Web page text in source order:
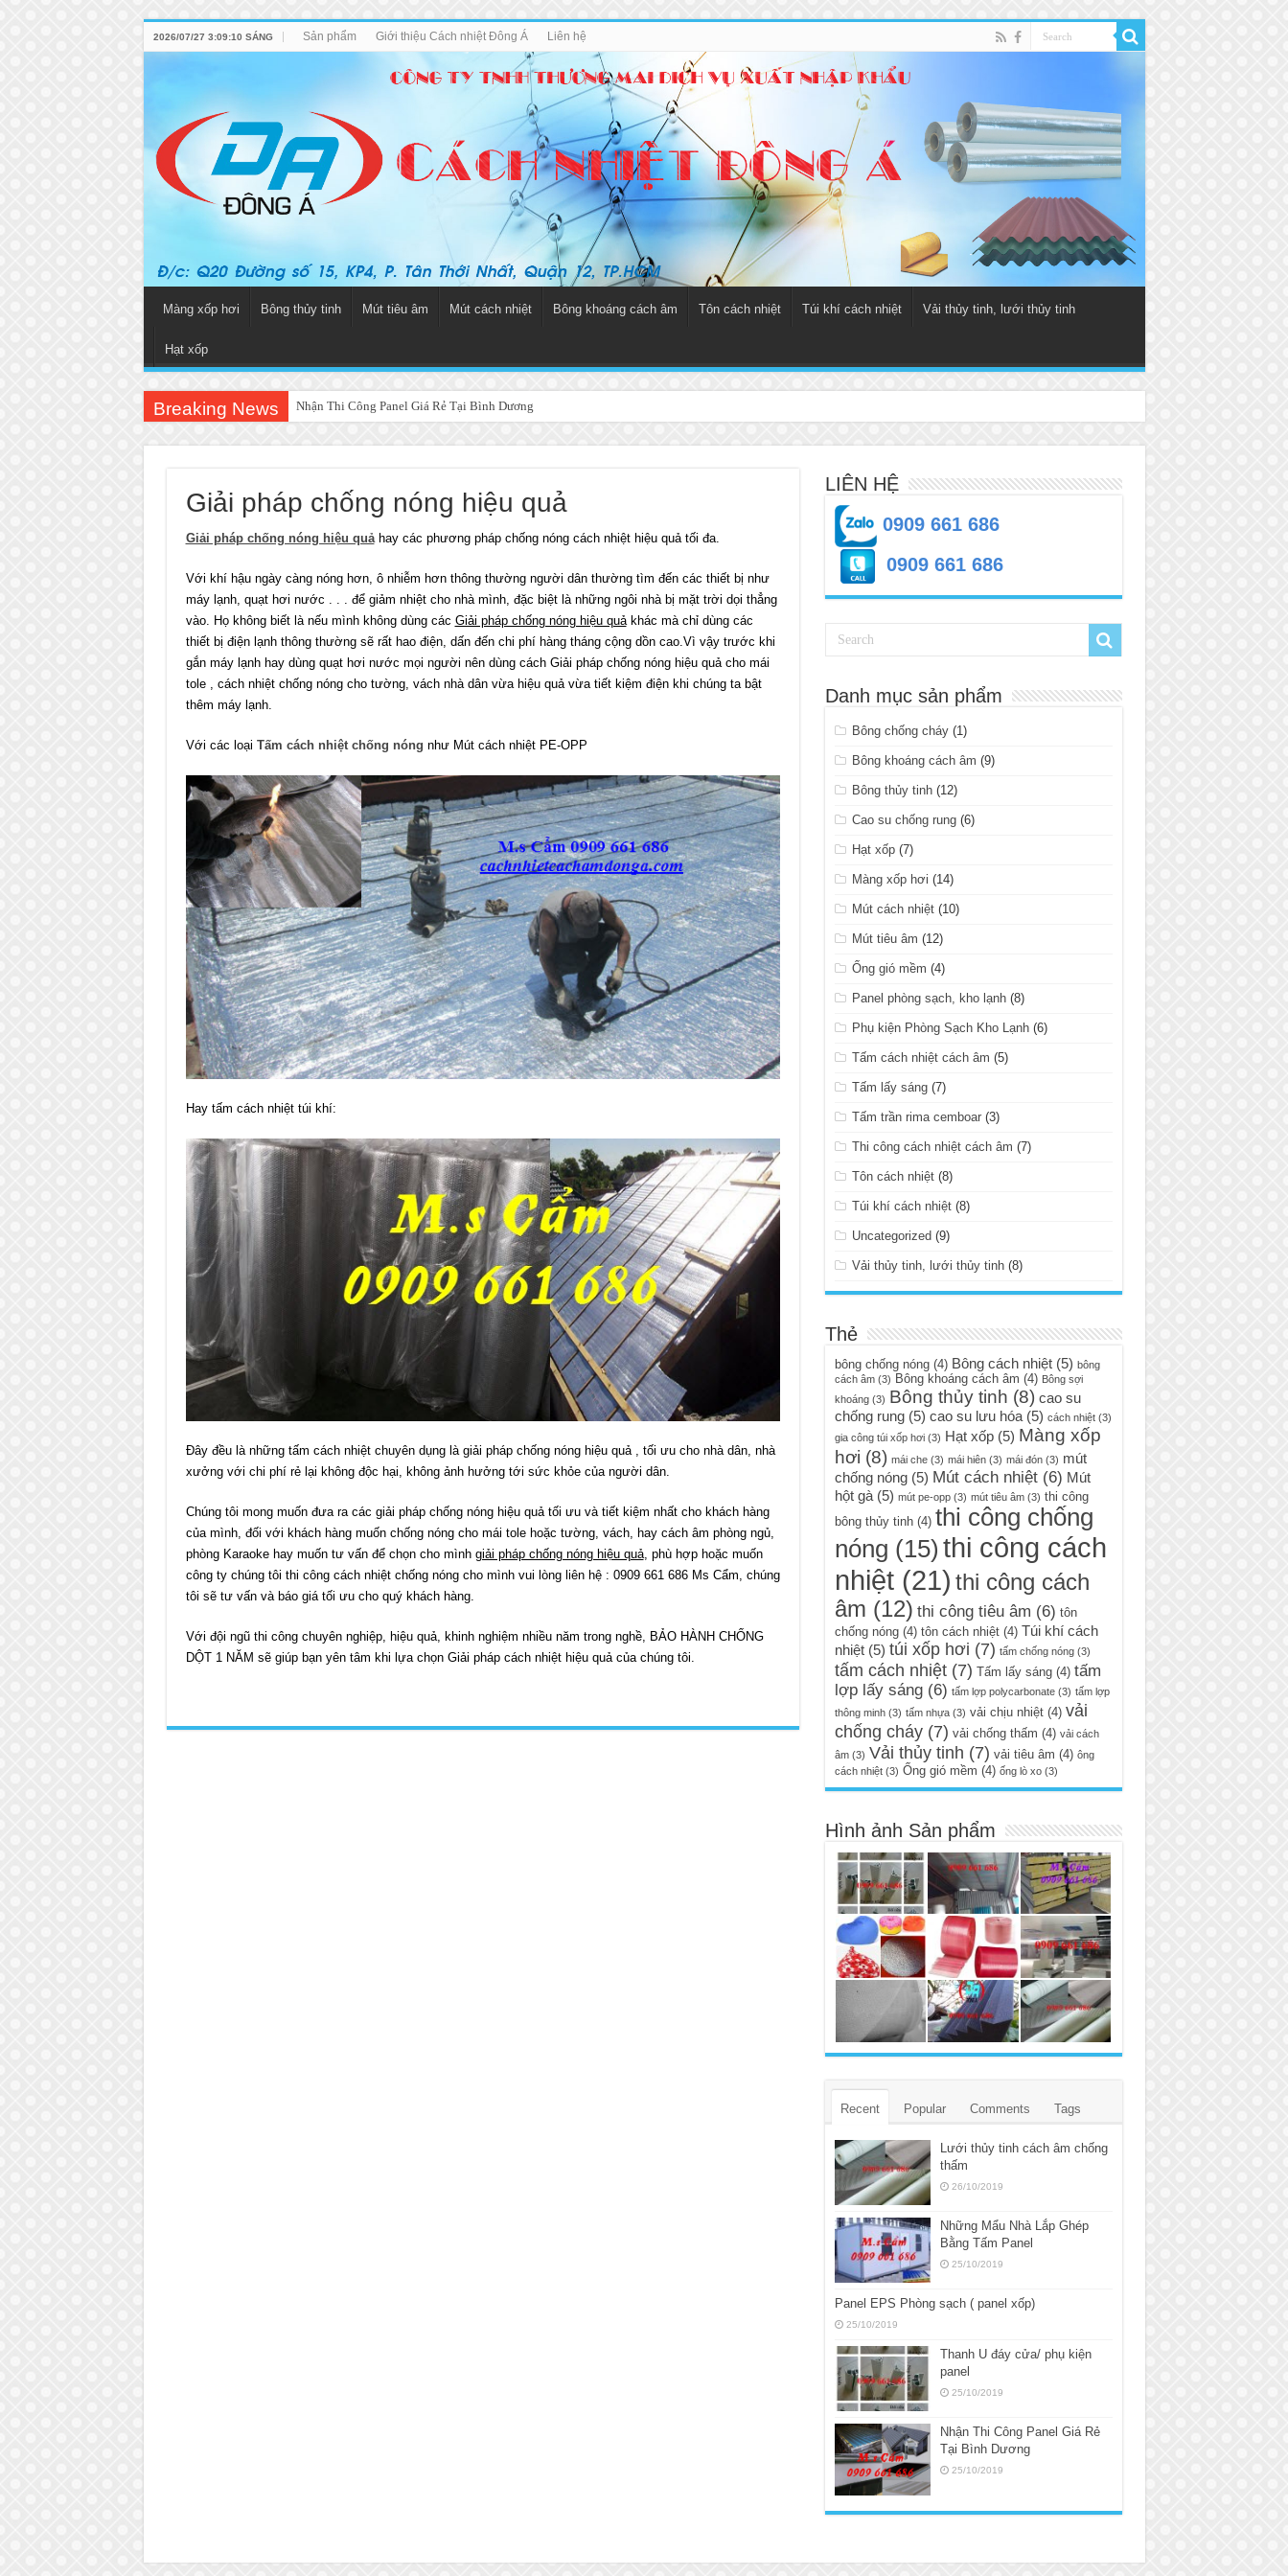
2026/07/27 3:09:10 SÁNG Sản phẩm Giới thiệu Cách nhiệt Đông Á Liên hệ
Màng xốp hơi Bông thủy tinh Mút tiêu âm Mút cách nhiệt Bông khoáng cách âm Tôn cách nhiệt Túi khí cách nhiệt Vải thủy tinh, lưới thủy tinh
Hạt xốp
Breaking News Nhận Thi Công Panel Giá Rẻ Tại Bình Dương
Giải pháp chống nóng hiệu quả
Giải pháp chống nóng hiệu quả hay các phương pháp chống nóng cách nhiệt hiệu quả tối đa.
Với khí hậu ngày càng nóng hơn, ô nhiễm hơn thông thường người dân thường tìm đến các thiết bị như
máy lạnh, quạt hơi nước . . . để giảm nhiệt cho nhà mình, đặc biệt là những ngôi nhà bị mặt trời dọi thẳng
vào. Họ không biết là nếu mình không dùng các Giải pháp chống nóng hiệu quảkhác mà chỉ dùng các
thiết bị điện lạnh thông thường sẽ rất hao điện, dấn đến chi phí hàng tháng cộng dồn cao.Vì vậy trước khi
gắn máy lạnh hay dùng quạt hơi nước mọi người nên dùng cách Giải pháp chống nóng hiệu quả cho mái
tole , cách nhiệt chống nóng cho tường, vách nhà dân vừa hiệu quả vừa tiết kiệm điện khi chúng ta bật
thêm máy lạnh.
Với các loại Tấm cách nhiệt chống nóng như Mút cách nhiệt PE-OPP
Hay tấm cách nhiệt túi khí:
Đây đều là những tấm cách nhiệt chuyên dụng là giải pháp chống nóng hiệu quả , tối ưu cho nhà dân, nhà
xưởng với chi phí rẻ lại không độc hại, không ảnh hưởng tới sức khỏe của người dân.
Chúng tôi mong muốn đưa ra các giải pháp chống nóng hiệu quả tối ưu và tiết kiệm nhất cho khách hàng
của mình, đối với khách hàng muốn chống nóng cho mái tole hoặc tường, vách, hay cách âm phòng ngủ,
phòng Karaoke hay muốn tư vấn để chọn cho mình giải pháp chống nóng hiệu quả, phù hợp hoặc muốn
công ty chúng tôi thi công cách nhiệt chống nóng cho mình vui lòng liên hệ : 0909 661 686 Ms Cẩm, chúng
tôi sẽ tư vấn và báo giá tối ưu cho quý khách hàng.
Với đội ngũ thi công chuyên nghiệp, hiệu quả, khinh nghiệm nhiều năm trong nghề, BẢO HÀNH CHỐNG
DỘT 1 NĂM sẽ giúp bạn yên tâm khi lựa chọn Giải pháp cách nhiệt hiệu quả của chúng tôi.
LIÊN HỆ
0909 661 686
0909 661 686
Danh mục sản phẩm
Bông chống cháy (1)
Bông khoáng cách âm (9)
Bông thủy tinh (12)
Cao su chống rung (6)
Hạt xốp (7)
Màng xốp hơi (14)
Mút cách nhiệt (10)
Mút tiêu âm (12)
Ống gió mềm (4)
Panel phòng sạch, kho lạnh (8)
Phụ kiện Phòng Sạch Kho Lạnh (6)
Tấm cách nhiệt cách âm (5)
Tấm lấy sáng (7)
Tấm trần rima cemboar (3)
Thi công cách nhiệt cách âm (7)
Tôn cách nhiệt (8)
Túi khí cách nhiệt (8)
Uncategorized (9)
Vải thủy tinh, lưới thủy tinh (8)
Thẻ
bông chống nóng(4) Bông cách nhiệt(5) bông
cách âm(3) Bông khoáng cách âm (4) Bông sợi
khoáng(3) Bông thủy tinh (8) cao su
chống rung(5) cao su lưu hóa(5) cách nhiệt(3)
gia công túi xốp hơi(3) Hạt xốp(5) Màng xốp
hơi (8) mái che(3) mái hiên(3) mái đón(3) mút
chống nóng(5) Mút cách nhiệt(6) Mút
hột gà(5) mút pe-opp(3) mút tiêu âm(3) thi công
bông thủy tinh(4) thi công chống
nóng (15) thi công cách
nhiệt(21) thi công cách
âm (12) thi công tiêu âm (6) tôn
chống nóng(4) tôn cách nhiệt(4) Túi khí cách
nhiệt(5) túi xốp hơi (7) tấm chống nóng(3)
tấm cách nhiệt(7) Tấm lấy sáng(4) tấm
lợp lấy sáng(6) tấm lợp polycarbonate(3) tấm lợp
thông minh(3) tấm nhựa(3) vải chịu nhiệt(4) vải
chống cháy(7) vải chống thấm (4) vải cách
âm(3) Vải thủy tinh (7) vải tiêu âm (4) ông
cách nhiệt(3) Ống gió mềm (4) ống lò xo(3)
Hình ảnh Sản phẩm
Recent Popular Comments Tags
Lưới thủy tinh cách âm chống
thấm
26/10/2019
Những Mẩu Nhà Lắp Ghép
Bằng Tấm Panel
25/10/2019
Panel EPS Phòng sạch ( panel xốp)
25/10/2019
Thanh U đáy cửa/ phụ kiện
panel
25/10/2019
Nhận Thi Công Panel Giá Rẻ
Tại Bình Dương
25/10/2019